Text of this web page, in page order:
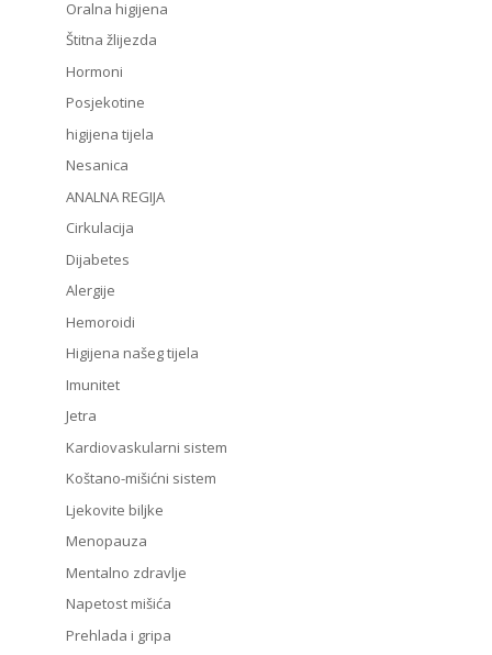
Oralna higijena
Štitna žlijezda
Hormoni
Posjekotine
higijena tijela
Nesanica
ANALNA REGIJA
Cirkulacija
Dijabetes
Alergije
Hemoroidi
Higijena našeg tijela
Imunitet
Jetra
Kardiovaskularni sistem
Koštano-mišićni sistem
Ljekovite biljke
Menopauza
Mentalno zdravlje
Napetost mišića
Prehlada i gripa